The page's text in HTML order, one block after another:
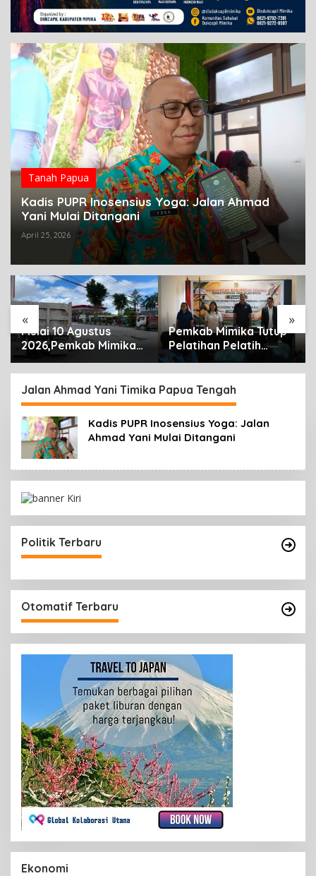
Tanah Papua
Kadis PUPR Inosensius Yoga: Jalan Ahmad
Yani Mulai Ditangani
April 25, 2026
« »
Mulai 10 Agustus
2026,Pemkab Mimika
Terapkan Sistem Ganjil
Genap Untuk
Pengisihan Biosolar di
SPBU
Pemkab Mimika Tutup
Pelatihan Pelatih
Lisensi D Dan Wasit
Lisensi C-2 Tahun 2026
Jalan Ahmad Yani Timika Papua Tengah
Kadis PUPR Inosensius Yoga: Jalan
Ahmad Yani Mulai Ditangani
Politik Terbaru
Otomatif Terbaru
Ekonomi